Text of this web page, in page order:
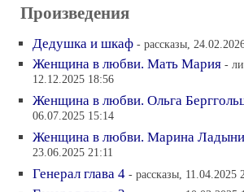
Произведения
Дедушка и шкаф - рассказы,
Женщина в любви. Мать Мария -
12.12.2025 18:56
Женщина в любви. Ольга
06.07.2025 15:14
Женщина в любви. Марина
23.06.2025 21:11
Генерал глава 4 - рассказы, 11.04.2025